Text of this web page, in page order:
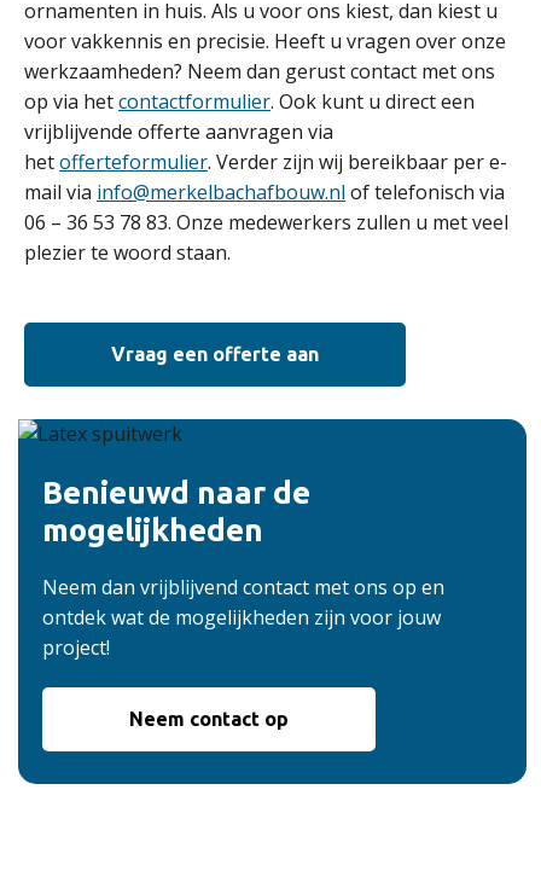
ornamenten in huis. Als u voor ons kiest, dan kiest u
voor vakkennis en precisie. Heeft u vragen over onze
werkzaamheden? Neem dan gerust contact met ons
op via hetcontactformulier. Ook kunt u direct een
vrijblijvende offerte aanvragen via
hetofferteformulier. Verder zijn wij bereikbaar per e-
mail via info@merkelbachafbouw.nl of telefonisch via
06 – 36 53 78 83. Onze medewerkers zullen u met veel
plezier te woord staan.
Vraag een offerte aan
Benieuwd naar de
mogelijkheden
Neem dan vrijblijvend contact met ons op en
ontdek wat de mogelijkheden zijn voor jouw
project!
Neem contact op